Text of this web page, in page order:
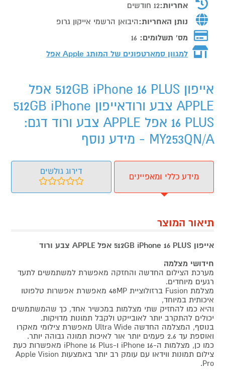
אחריות:12 חודשים
נותן האחריות:היבואן הרשמי אייקון גרופ
מס' תשלומים: 16
למגוון סמארטפונים של המותג Apple אפל
אייפון 512GB iPhone 16 PLUS אפל
APPLE צבע ורודאייפון 512GB iPhone
16 PLUS אפל APPLE צבע ורוד דגם:
MY253QN/A - מידע נוסף
מידע כללי ומאפיינים
דירוג גולשים
תיאור המוצר
אייפון 512GB iPhone 16 PLUS אפל APPLE צבע ורוד
חידושי מצלמה
מערכת הצילום החדשה והחזקה מאפשרת למשתמשים לתעד
רגעים מיוחדים.
מצלמת Fusion ברזולוציית 48MP מאפשרת אפשרות טלפוטו
איכותית במיוחד,
והיא כמו להחזיק שתי מצלמות במכשיר אחד, כך שהמשתמשים
יכולים להתקרב יותר לאובייקט ולקבל תמונות מדויקות.
בנוסף, המצלמה החדשה Ultra Wide מאפשרת צילומי מאקרו
ואוספת עד 2.6 פעמים יותר אור לאיכות תמונה גבוהה יותר.
כמו כן, מצלמות ה-iPhone 16 ו-iPhone 16 Plus מאפשרות כעת
צילום תמונות ווידאו עם עומק רב יותר באמצעות Apple Vision
Pro.